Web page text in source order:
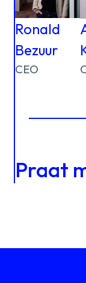
Ronald
Bezuur
CEO
Praat